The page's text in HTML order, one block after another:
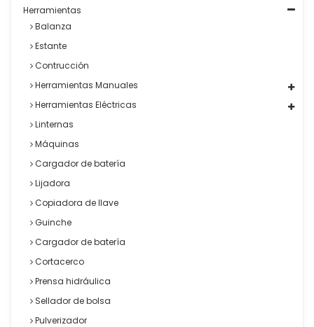
Herramientas
Balanza
Estante
Contrucción
Herramientas Manuales
Herramientas Eléctricas
Linternas
Máquinas
Cargador de batería
Lijadora
Copiadora de llave
Guinche
Cargador de batería
Cortacerco
Prensa hidráulica
Sellador de bolsa
Pulverizador